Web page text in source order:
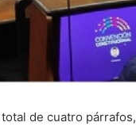
de cuatro